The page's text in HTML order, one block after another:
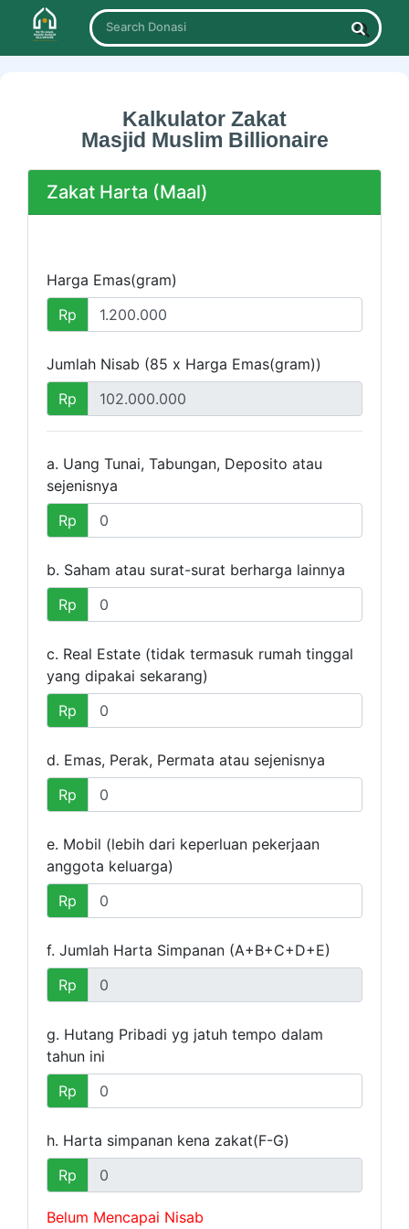
Search Donasi
Kalkulator Zakat
Masjid Muslim Billionaire
Zakat Harta (Maal)
Harga Emas(gram)
Rp
Jumlah Nisab (85 x Harga Emas(gram))
Rp
a. Uang Tunai, Tabungan, Deposito atau
sejenisnya
Rp
b. Saham atau surat-surat berharga lainnya
Rp
c. Real Estate (tidak termasuk rumah tinggal
yang dipakai sekarang)
Rp
d. Emas, Perak, Permata atau sejenisnya
Rp
e. Mobil (lebih dari keperluan pekerjaan
anggota keluarga)
Rp
f. Jumlah Harta Simpanan (A+B+C+D+E)
Rp
g. Hutang Pribadi yg jatuh tempo dalam
tahun ini
Rp
h. Harta simpanan kena zakat(F-G)
Rp
Belum Mencapai Nisab